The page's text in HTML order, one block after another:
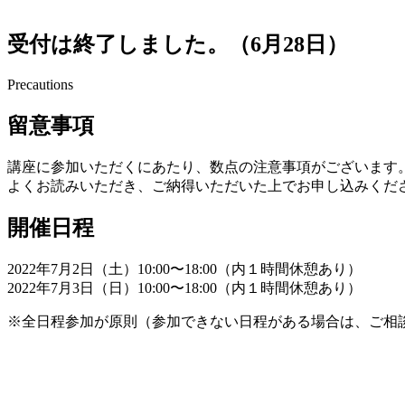
受付は終了しました。（6月28日）
Precautions
留意事項
講座に参加いただくにあたり、数点の注意事項がございます。
よくお読みいただき、ご納得いただいた上でお申し込みくだ
開催日程
2022年7月2日（土）10:00〜18:00（内１時間休憩あり）
2022年7月3日（日）10:00〜18:00（内１時間休憩あり）
※全日程参加が原則（参加できない日程がある場合は、ご相